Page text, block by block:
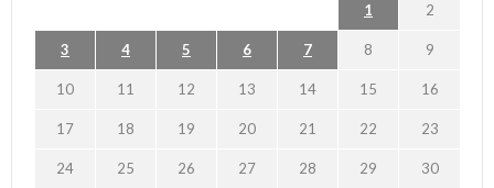
1 2
3 4 5 6 7 8 9
10 11 12 13 14 15 16
17 18 19 20 21 22 23
24 25 26 27 28 29 30